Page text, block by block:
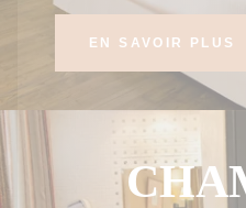
EN SAVOIR PLUS